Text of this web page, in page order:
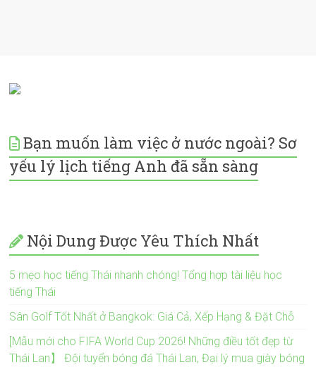
Bạn muốn làm việc ở nước ngoài? Sơ
yếu lý lịch tiếng Anh đã sẵn sàng
Nội Dung Được Yêu Thích Nhất
5 mẹo học tiếng Thái nhanh chóng! Tổng hợp tài liệu học
tiếng Thái
Sân Golf Tốt Nhất ở Bangkok: Giá Cả, Xếp Hạng & Đặt Chỗ
[Mẫu mới cho FIFA World Cup 2026! Những điều tốt đẹp từ
Thái Lan】 Đội tuyển bóng đá Thái Lan, Đại lý mua giày bóng